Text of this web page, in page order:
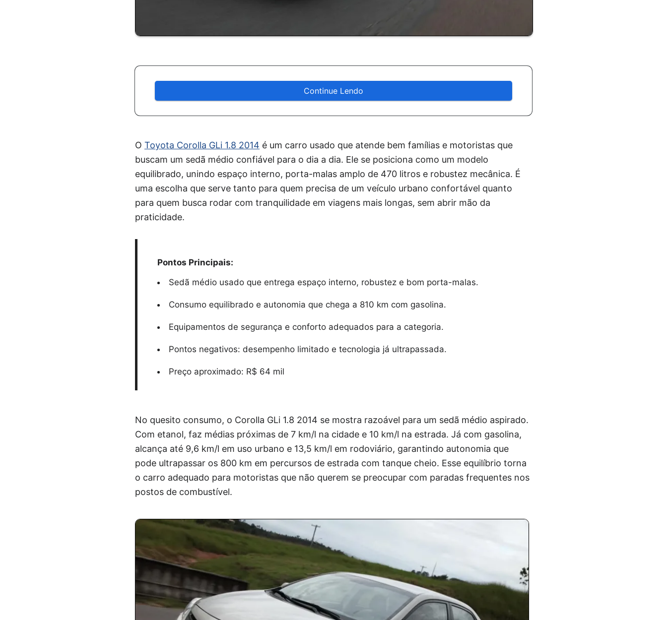
Continue Lendo
O Toyota Corolla GLi 1.8 2014 é um carro usado que atende bem famílias e motoristas que
buscam um sedã médio confiável para o dia a dia. Ele se posiciona como um modelo
equilibrado, unindo espaço interno, porta-malas amplo de 470 litros e robustez mecânica. É
uma escolha que serve tanto para quem precisa de um veículo urbano confortável quanto
para quem busca rodar com tranquilidade em viagens mais longas, sem abrir mão da
praticidade.
Pontos Principais:
Sedã médio usado que entrega espaço interno, robustez e bom porta-malas.
Consumo equilibrado e autonomia que chega a 810 km com gasolina.
Equipamentos de segurança e conforto adequados para a categoria.
Pontos negativos: desempenho limitado e tecnologia já ultrapassada.
Preço aproximado: R$ 64 mil
No quesito consumo, o Corolla GLi 1.8 2014 se mostra razoável para um sedã médio aspirado.
Com etanol, faz médias próximas de 7 km/l na cidade e 10 km/l na estrada. Já com gasolina,
alcança até 9,6 km/l em uso urbano e 13,5 km/l em rodoviário, garantindo autonomia que
pode ultrapassar os 800 km em percursos de estrada com tanque cheio. Esse equilíbrio torna
o carro adequado para motoristas que não querem se preocupar com paradas frequentes nos
postos de combustível.